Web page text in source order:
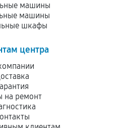
машины
машины
шкафы
центра
на ремонт